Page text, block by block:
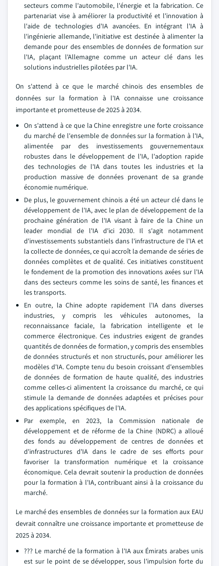
secteurs comme l'automobile, l'énergie et la fabrication. Ce
partenariat vise à améliorer la productivité et l'innovation à
l'aide de technologies d'IA avancées. En intégrant l'IA à
l'ingénierie allemande, l'initiative est destinée à alimenter la
demande pour des ensembles de données de formation sur
l'IA, plaçant l'Allemagne comme un acteur clé dans les
solutions industrielles pilotées par l'IA.
On s'attend à ce que le marché chinois des ensembles de
données sur la formation à l'IA connaisse une croissance
importante et prometteuse de 2025 à 2034.
On s'attend à ce que la Chine enregistre une forte croissance
du marché de l'ensemble de données sur la formation à l'IA,
alimentée par des investissements gouvernementaux
robustes dans le développement de l'IA, l'adoption rapide
des technologies de l'IA dans toutes les industries et la
production massive de données provenant de sa grande
économie numérique.
De plus, le gouvernement chinois a été un acteur clé dans le
développement de l'IA, avec le plan de développement de la
prochaine génération de l'IA visant à faire de la Chine un
leader mondial de l'IA d'ici 2030. Il s'agit notamment
d'investissements substantiels dans l'infrastructure de l'IA et
la collecte de données, ce qui accroît la demande de séries de
données complètes et de qualité. Ces initiatives constituent
le fondement de la promotion des innovations axées sur l'IA
dans des secteurs comme les soins de santé, les finances et
les transports.
En outre, la Chine adopte rapidement l'IA dans diverses
industries, y compris les véhicules autonomes, la
reconnaissance faciale, la fabrication intelligente et le
commerce électronique. Ces industries exigent de grandes
quantités de données de formation, y compris des ensembles
de données structurés et non structurés, pour améliorer les
modèles d'IA. Compte tenu du besoin croissant d'ensembles
de données de formation de haute qualité, des industries
comme celles-ci alimentent la croissance du marché, ce qui
stimule la demande de données adaptées et précises pour
des applications spécifiques de l'IA.
Par exemple, en 2023, la Commission nationale de
développement et de réforme de la Chine (NDRC) a alloué
des fonds au développement de centres de données et
d'infrastructures d'IA dans le cadre de ses efforts pour
favoriser la transformation numérique et la croissance
économique. Cela devrait soutenir la production de données
pour la formation à l'IA, contribuant ainsi à la croissance du
marché.
Le marché des ensembles de données sur la formation aux EAU
devrait connaître une croissance importante et prometteuse de
2025 à 2034.
??? Le marché de la formation à l'IA aux Émirats arabes unis
est sur le point de se développer, sous l'impulsion forte du